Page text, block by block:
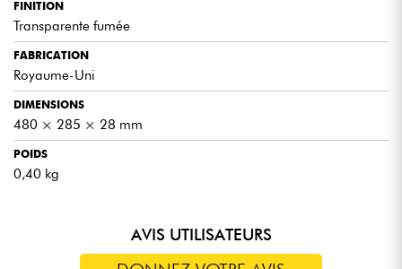
FINITION
Transparente fumée
FABRICATION
Royaume-Uni
DIMENSIONS
480 × 285 × 28 mm
POIDS
0,40 kg
AVIS UTILISATEURS